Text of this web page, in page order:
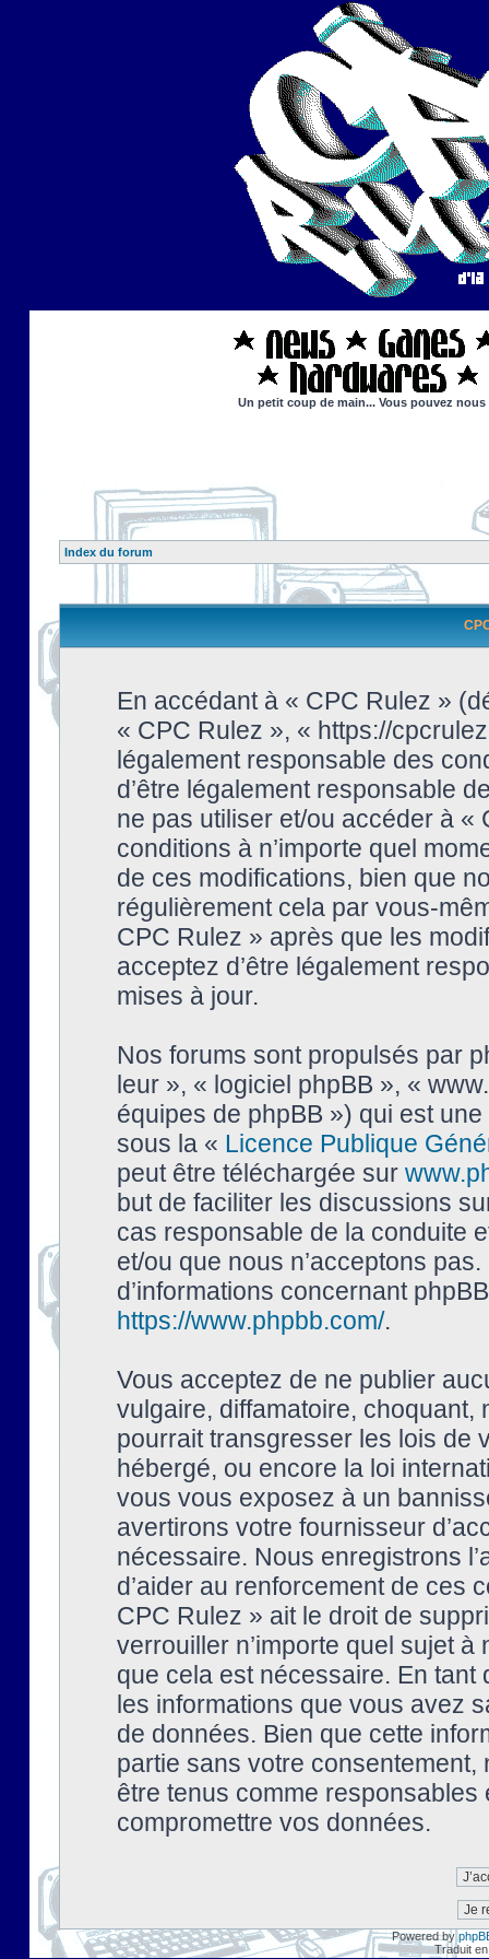
Un petit coup de main... Vous pouvez
Index du forum
En accédant à « CPC Rulez »
« CPC Rulez », « https://
légalement responsable des
d’être légalement responsable
ne pas utiliser et/ou accéder à
conditions à n’importe quel
de ces modifications, bien que
régulièrement cela par vous-
CPC Rulez » après que les
acceptez d’être légalement
mises à jour.
Nos forums sont propulsés par
leur », « logiciel phpBB », «
équipes de phpBB ») qui est
sous la « Licence Publique
peut être téléchargée sur
but de faciliter les discussions
cas responsable de la conduite
et/ou que nous n’acceptons
d’informations concernant
https://www.phpbb.com/.
Vous acceptez de ne publier
vulgaire, diffamatoire, choquant,
pourrait transgresser les lois de
hébergé, ou encore la loi
vous vous exposez à un
avertirons votre fournisseur
nécessaire. Nous enregistrons
d’aider au renforcement de ces
CPC Rulez » ait le droit de
verrouiller n’importe quel sujet à
que cela est nécessaire. En tant
les informations que vous avez
de données. Bien que cette
partie sans votre
être tenus comme
compromettre vos données.
Powered by
Traduit